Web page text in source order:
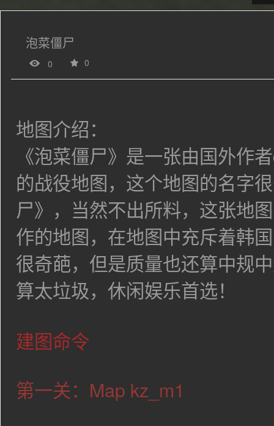
泡菜僵尸
0 0
地图介绍：
《泡菜僵尸》是一张由国外作
的战役地图，这个地图的名字
尸》，当然不出所料，这张地
作的地图，在地图中充斥着韩
很奇葩，但是质量也还算中规
算太垃圾，休闲娱乐首选！
建图命令
第一关：Map kz_m1